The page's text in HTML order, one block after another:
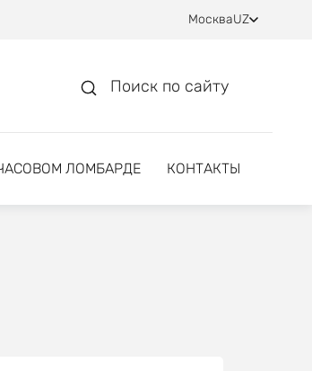
МоскваUZ
Поиск по сайту
ЛОМБАРДЕ КОНТАКТЫ